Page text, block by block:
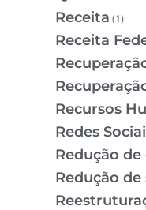
Receita (1)
Receita
Recursos
Redes
Redução de
Redução de